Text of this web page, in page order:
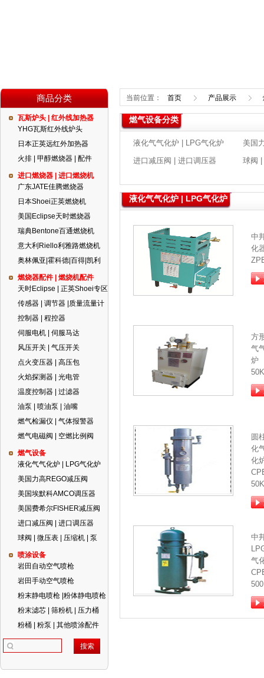
商品分类
瓦斯炉头 | 红外线加热器
YHG瓦斯红外线炉头
日本正英远红外加热器
火排 | 甲醇燃烧器 | 配件
进口燃烧器 | 进口燃烧机
广东JATE佳腾燃烧器
日本Shoei正英燃烧机
美国Eclipse天时燃烧器
瑞典Bentone百通燃烧机
意大利Riello利雅路燃烧机
奥林佩亚|霍科德|百得|凯利
燃烧器配件 | 燃烧机配件
天时Eclipse | 正英Shoei专区
传感器 | 调节器 |质量流量计
控制器 | 程控器
伺服电机 | 伺服马达
风压开关 | 气压开关
点火变压器 | 高压包
火焰探测器 | 光电管
温度控制器 | 过滤器
油泵 | 喷油泵 | 油嘴
燃气检漏仪 | 气体报警器
燃气电磁阀 | 空燃比例阀
燃气设备
液化气气化炉 | LPG气化炉
美国力高REGO减压阀
美国埃默科AMCO调压器
美国费希尔FISHER减压阀
进口减压阀 | 进口调压器
球阀 | 微压表 | 压缩机 | 泵
喷涂设备
岩田自动空气喷枪
岩田手动空气喷枪
粉末静电喷枪 |粉体静电喷枪
粉末滤芯 | 筛粉机 | 压力桶
粉桶 | 粉泵 | 其他喷涂配件
当前位置： 首页 产品展示
燃气设备分类
液化气气化炉 | LPG气化炉
美国
进口减压阀 | 进口调压器
球阀
液化气气化炉 | LPG气化炉
中
化
方
气
炉
圆
化
化
中
气